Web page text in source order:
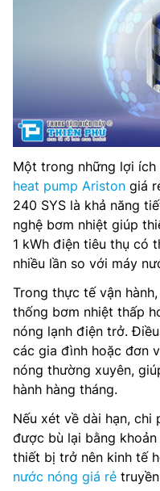
Một trong những lợi ích
heat pump Ariston giá
240 SYS là khả năng
nghệ bơm nhiệt giúp
1 kWh điện tiêu thụ có
nhiều lần so với máy
Trong thực tế vận
thống bơm nhiệt thấp
nóng lạnh điện trở.
các gia đình hoặc đơn
nóng thường xuyên,
hành hàng tháng.
Nếu xét về dài hạn, chi
được bù lại bằng
thiết bị trở nên kinh tế
nước nóng giá rẻ